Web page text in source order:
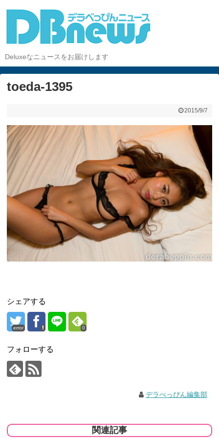
Deluxeなニュースをお届けします
toeda-1395
2015/9/7
シェアする
error 0
フォローする
デラべっぴん編集部
関連記事